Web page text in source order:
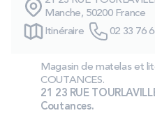
PROMOS
Nos engagements
Manche, 50200 France
Itinéraire
02 33 76
Magasin de matelas et
COUTANCES.
21 23 RUE
Coutances.